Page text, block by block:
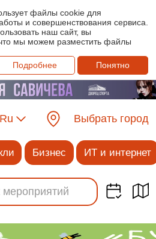
файлы cookie для
и совершенствования сервиса.
наш сайт, вы
мы можем разместить файлы
Подробнее
Понятно
Ru Выбрать город
Бизнес ИТ и интернет